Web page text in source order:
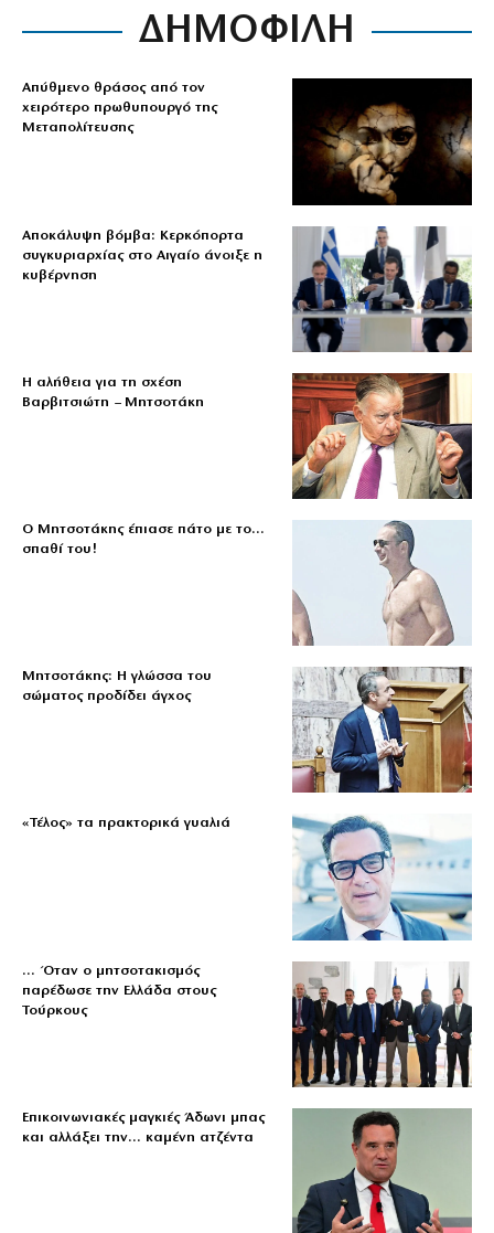
ΔΗΜΟΦΙΛΗ
Απύθμενο θράσος από τον
χειρότερο πρωθυπουργό της
Μεταπολίτευσης
Αποκάλυψη βόμβα: Κερκόπορτα
συγκυριαρχίας στο Αιγαίο άνοιξε η
κυβέρνηση
Η αλήθεια για τη σχέση
Βαρβιτσιώτη – Μητσοτάκη
Ο Μητσοτάκης έπιασε πάτο με το…
σπαθί του!
Μητσοτάκης: Η γλώσσα του
σώματος προδίδει άγχος
«Τέλος» τα πρακτορικά γυαλιά
… Όταν ο μητσοτακισμός
παρέδωσε την Ελλάδα στους
Τούρκους
Επικοινωνιακές μαγκιές Άδωνι μπας
και αλλάξει την… καμένη ατζέντα